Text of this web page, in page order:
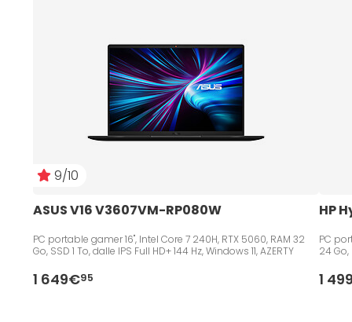
9/10
ASUS V16 V3607VM-RP080W
PC portable gamer 16", Intel Core 7 240H, RTX 5060, RAM 32
Go, SSD 1 To, dalle IPS Full HD+ 144 Hz, Windows 11, AZERTY
1 649€95
HP
PC
24 Go,
1